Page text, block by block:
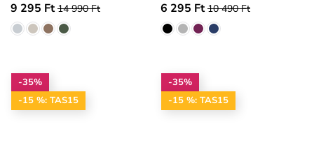
9 295 Ft 14 990 Ft 6 295 Ft 10 490 Ft
-35%
-15 %: TAS15
-35%
-15 %: TAS15